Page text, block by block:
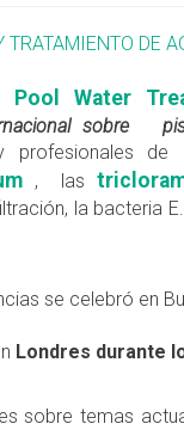
TRATAMIENTO DE
Pool Water
sobre
profesionales
, las
la bacteria
se celebró en
Londres durante
sobre temas